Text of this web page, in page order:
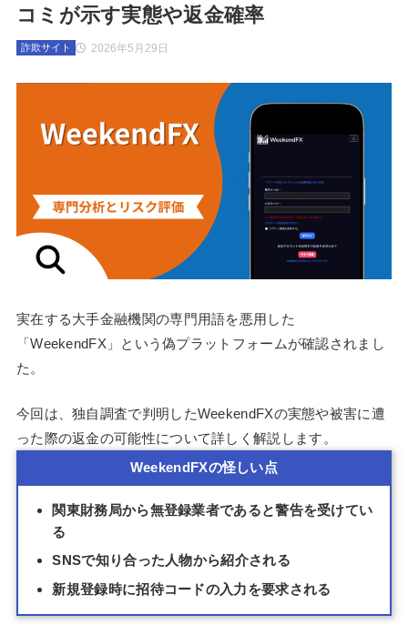
コミが示す実態や返金確率
2026年5月29日
詐欺サイト
実在する大手金融機関の専門用語を悪用した
「WeekendFX」という偽プラットフォームが確認されまし
た。
今回は、独自調査で判明したWeekendFXの実態や被害に遭
った際の返金の可能性について詳しく解説します。
WeekendFXの怪しい点
関東財務局から無登録業者であると警告を受けてい
る
SNSで知り合った人物から紹介される
新規登録時に招待コードの入力を要求される